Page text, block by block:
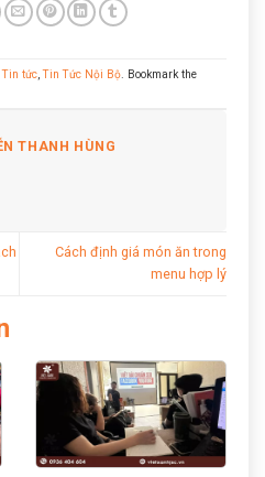
,Tin tức ,Tin Tức Nội Bộ . Bookmark the
THANH HÙNG
Cách định giá món ăn trong
menu hợp lý